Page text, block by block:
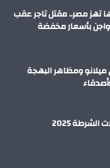
تهز مصر.. مقتل تاجر عقب
بأسعار مخفضة
ميلانو ومظاهر البهجة
2025